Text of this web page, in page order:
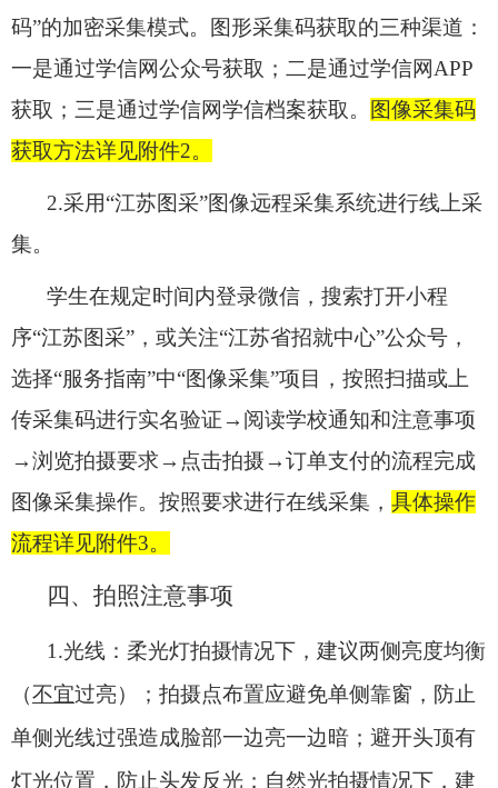
码”的加密采集模式。图形采集码获取的三种渠道：
一是通过学信网公众号获取；二是通过学信网APP
获取；三是通过学信网学信档案获取。
图像采集码
获取方法详见附件2。
2.采用“江苏图采”图像远程采集系统进行线上采
集。
学生在规定时间内登录微信，搜索打开小程
序“江苏图采”，或关注“江苏省招就中心”公众号，
选择“服务指南”中“图像采集”项目，按照扫描或上
传采集码进行实名验证→阅读学校通知和注意事项
→浏览拍摄要求→点击拍摄→订单支付的流程完成
图像采集操作。按照要求进行在线采集， 具体操作
流程详见附件3。
四、拍照注意事项
1.光线： 柔光灯拍摄情况下，建议两侧亮度均衡
（不宜过亮）；拍摄点布置应避免单侧靠窗，防止
单侧光线过强造成脸部一边亮一边暗；避开头顶有
灯光位置，防止头发反光；自然光拍摄情况下，建